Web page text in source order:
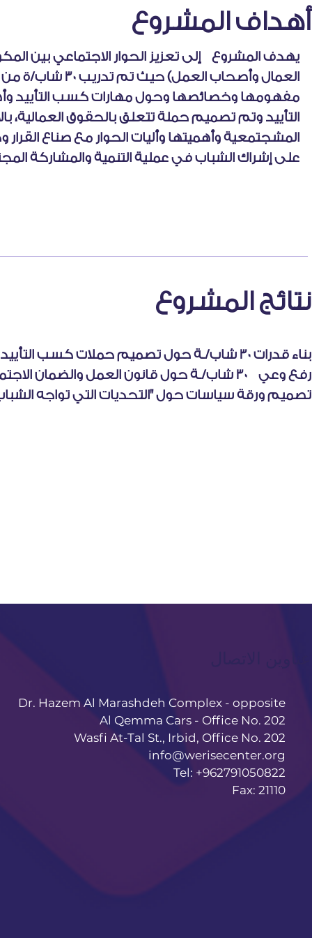
أهداف المشروع
يهدف المشروع إلى تعزيز الحوار الاجتماعي بين
العمال وأصحاب
مفهومها وخصائصها وحول مهارات كسب التأييد
التأييد وتم تصميم حملة تتعلق بالحقوق العمالية،
المشجتمعية وأهميتها وأليات الحوار مع صناع
على إشراك الشباب في عملية التنمية والمشاركة
نتائج المشروع
بناء قدرات 30 شاب/ـة حول تصميم حملات كسب التأييد وتصميم أوراق السياسات .
رفع وعي 30 شاب/ـة حول قانون العمل والضمان الاجتماعي.
تصميم ورقة سياسات حول "التحديات التي تواجه
Dr. Hazem Al Marashdeh Complex - opposite
Al Qemma Cars - Office No. 202
Wasfi At-Tal St., Irbid, Office No. 202
info@werisecenter.org
Tel: +962791050822
Fax: 21110